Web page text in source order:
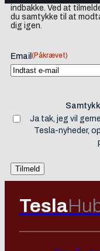
indbakke. Ved at
du samtykke til at
dig igen.
Email (Påkrævet)
Ja tak, jeg vil
Tesla-nyheder,
Tesla